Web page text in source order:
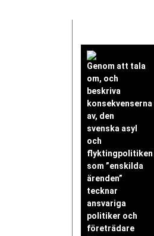
Genom att tala
om, och
beskriva
konsekvenserna
av, den
svenska asyl
och
flyktingpolitiken
som ”enskilda
ärenden”
tecknar
ansvariga
politiker och
företrädare